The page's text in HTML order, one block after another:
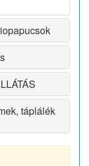
táplálék